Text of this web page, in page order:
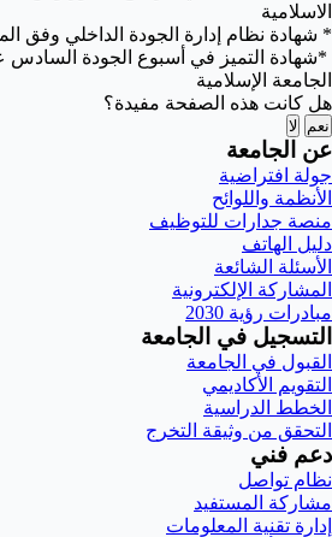
الاسلامية
* شهادة نظام إدارة الجودة الداخلي وفق
*شهادة التميز في أسبوع الجودة
الجامعة الإسلامية
هل كانت هذه الصفحة مفيدة؟
نعم لا
عن الجامعة
جولة افتراضية
الأنظمة واللوائح
منصة جدارات للتوظيف
دليل الهاتف
الأسئلة الشائعة
المشاركة الإلكترونية
مبادرات رؤية 2030
التسجيل في الجامعة
القبول في الجامعة
التقويم الأكاديمي
الخطط الدراسية
التحقق من وثيقة التخرج
دعم فني
نظام تواصل
مشاركة المستفيد
إدارة تقنية المعلومات